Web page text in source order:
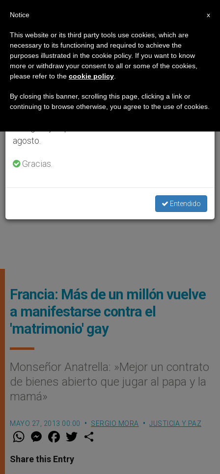
Francia: Más de un millón vuelve
a manifestarse contra el
'matrimonio' gay
Monseñor Anatrella: »Mejor un contrato
de bienes abierto que jugar al papa y la
mamá»
MAYO 27, 2013 00:00 SERGIO MORA JUSTICIA Y PAZ
W
t
s
M
e
s
e
F
a
e
b
w
Share this Entry
×
Aviso importante
Del 27 de julio al 7 de agosto haremos la pausa
anual, aprovechando que en el periodo de verano
se generan menos informaciones y también el
agosto.
Gracias.
Entendido
x
Notice
This website or its third party tools use cookies, which are
necessary to its functioning and required to achieve the
purposes illustrated in the cookie policy. If you want to know
more or withdraw your consent to all or some of the cookies,
please refer to the cookie policy
By closing this banner, scrolling this page, clicking a link or
continuing to browse otherwise, you agree to the use of cookies.